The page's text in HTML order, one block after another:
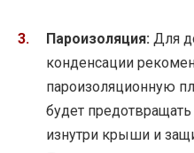
Пароизоляция: Для
конденсации
пароизоляционную
будет
изнутри крыши и